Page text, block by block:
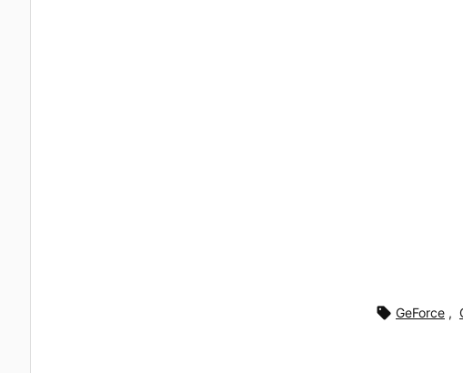
 GeForce ,